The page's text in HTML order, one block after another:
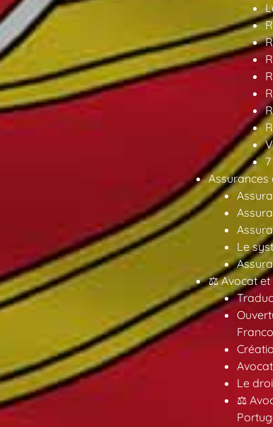
Le
⚖️ Avocat et
Le
⚖️